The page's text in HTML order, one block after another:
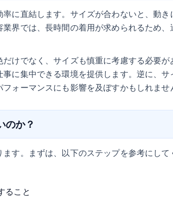
に直結します。サイズが合わないと、動き
界では、長時間の着用が求められるため、
けでなく、サイズも慎重に考慮する必要が
に集中できる環境を提供します。逆に、サ
ォーマンスにも影響を及ぼすかもしれませ
のか？
す。まずは、以下のステップを参考にして
ること